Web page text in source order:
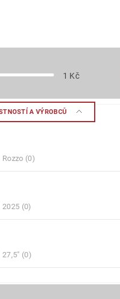
1 Kč
A VÝROBCŮ
Rozzo (0)
2025 (0)
27,5" (0)